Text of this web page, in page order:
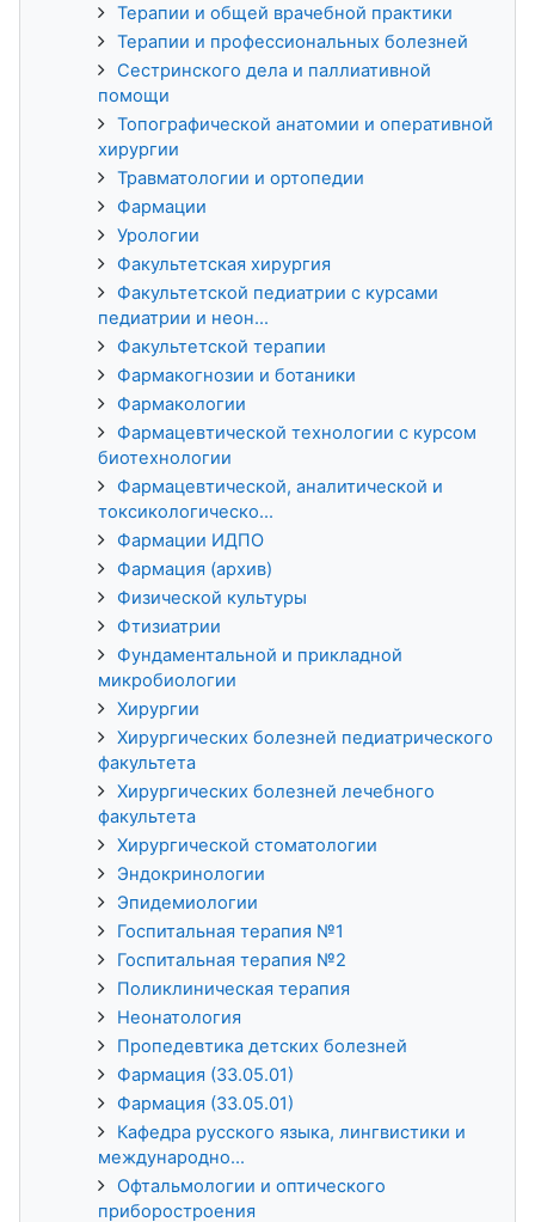
Терапии и общей врачебной практики
Терапии и профессиональных болезней
Сестринского дела и паллиативной
помощи
Топографической анатомии и оперативной
хирургии
Травматологии и ортопедии
Фармации
Урологии
Факультетская хирургия
Факультетской педиатрии с курсами
педиатрии и неон...
Факультетской терапии
Фармакогнозии и ботаники
Фармакологии
Фармацевтической технологии с курсом
биотехнологии
Фармацевтической, аналитической и
токсикологическо...
Фармации ИДПО
Фармация (архив)
Физической культуры
Фтизиатрии
Фундаментальной и прикладной
микробиологии
Хирургии
Хирургических болезней педиатрического
факультета
Хирургических болезней лечебного
факультета
Хирургической стоматологии
Эндокринологии
Эпидемиологии
Госпитальная терапия №1
Госпитальная терапия №2
Поликлиническая терапия
Неонатология
Пропедевтика детских болезней
Фармация (33.05.01)
Фармация (33.05.01)
Кафедра русского языка, лингвистики и
международно...
Офтальмологии и оптического
приборостроения